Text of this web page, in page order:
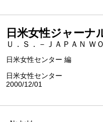
日米女性ジャーナ
Ｕ．Ｓ．－ＪＡＰＡＮ Ｗ
日米女性センター 編
日米女性センター
2000/12/01